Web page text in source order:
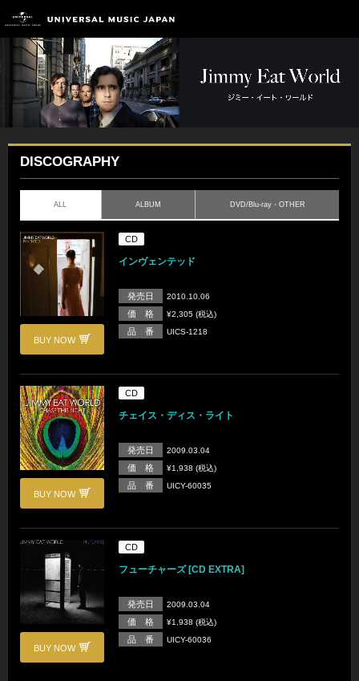
DISCOGRAPHY
ALL ALBUM DVD/Blu-ray・OTHER
BUY NOW
CD
インヴェンテッド
発売日 2010.10.06
価 格 ¥2,305 (税込)
品 番 UICS-1218
BUY NOW
CD
チェイス・ディス・ライト
発売日 2009.03.04
価 格 ¥1,938 (税込)
品 番 UICY-60035
BUY NOW
CD
フューチャーズ [CD EXTRA]
発売日 2009.03.04
価 格 ¥1,938 (税込)
品 番 UICY-60036